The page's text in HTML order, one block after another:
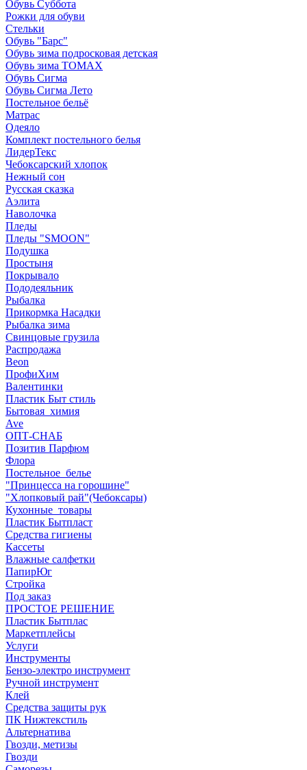
Обувь Суббота
Рожки для обуви
Стельки
Обувь "Барс"
Обувь зима подросковая детская
Обувь зима ТОМАХ
Обувь Сигма
Обувь Сигма Лето
Постельное бельё
Матрас
Одеяло
Комплект постельного белья
ЛидерТекс
Чебоксарский хлопок
Нежный сон
Русская сказка
Аэлита
Наволочка
Пледы
Пледы "SMOON"
Подушка
Простыня
Покрывало
Пододеяльник
Рыбалка
Прикормка Насадки
Рыбалка зима
Свинцовые грузила
Распродажа
Beon
ПрофиХим
Валентинки
Пластик Быт стиль
Бытовая_химия
Ave
ОПТ-СНАБ
Позитив Парфюм
Флора
Постельное_белье
"Принцесса на горошине"
"Хлопковый рай"(Чебоксары)
Кухонные_товары
Пластик Бытпласт
Средства гигиены
Кассеты
Влажные салфетки
ПапирЮг
Стройка
Под заказ
ПРОСТОЕ РЕШЕНИЕ
Пластик Бытплас
Маркетплейсы
Услуги
Инструменты
Бензо-электро инструмент
Ручной инструмент
Клей
Средства защиты рук
ПК Нижтекстиль
Альтернатива
Гвозди, метизы
Гвозди